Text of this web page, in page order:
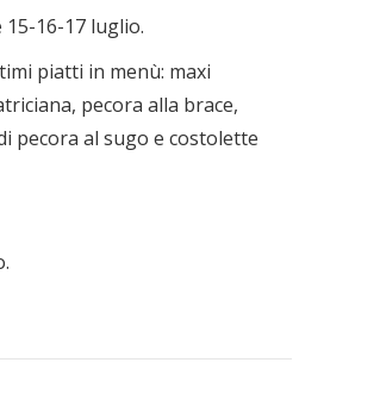
16-17 luglio.
piatti in menù: maxi
pecora alla brace,
pecora al sugo e costolette